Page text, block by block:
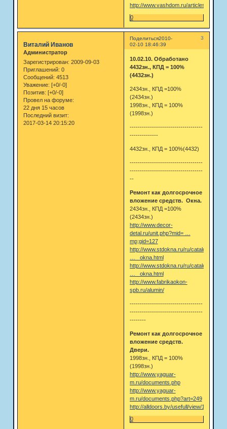
http://www.vashdom.ru/articles/
0
Поделиться 3
2010-
02-10 18:46:39
Виталий Иванов
Администратор
Зарегистрирован: 2009-09-03
Приглашений: 0
Сообщений: 4513
Уважение: [+0/-0]
Позитив: [+0/-0]
Провел на форуме:
22 дня 15 часов
Последний визит:
2017-03-14 20:15:20
10.02.10. Обработано
4432зн., КПД = 100%
(4432зн.)
2434зн., КПД =100%
(2434зн.)
1998зн., КПД = 100%
(1998зн.)
------------------------------------
--------------
4432зн., КПД = 100%(4432)
------------------------------------
------------------------------------
--
Ремонт как долгосрочное
вложение средств. Окна.
2434зн., КПД =100%
(2434зн.)
http://www.decor-
detal.ru/unit.php?mid= …
mp;gid=127
http://www.stdokna.ru/ru/catalog/derev_
… _okna.html
http://www.stdokna.ru/ru/catalog/derev_
… _okna.html
http://www.fabrikaokon-
spb.ru/alumin/
------------------------------------
------------------------------------
--------
Ремонт как долгосрочное
вложение средств.
Двери.
1998зн., КПД = 100%
(1998зн.)
http://www.yaguar-
m.ru/documents.php
http://www.yaguar-
m.ru/documents.php?art=249
http://alldoors.by/usefull/view/16
0